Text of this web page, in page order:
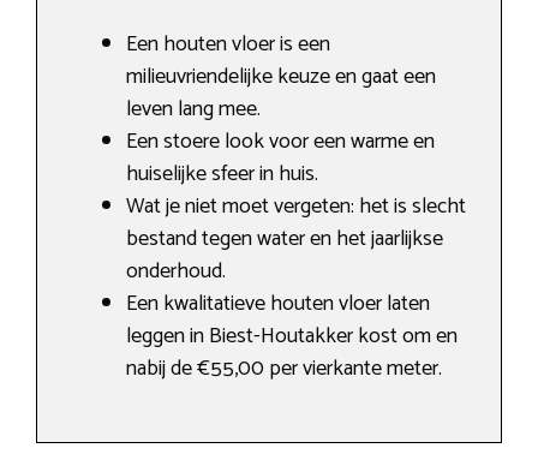
Een houten vloer is een
milieuvriendelijke keuze en gaat een
leven lang mee.
Een stoere look voor een warme en
huiselijke sfeer in huis.
Wat je niet moet vergeten: het is slecht
bestand tegen water en het jaarlijkse
onderhoud.
Een kwalitatieve houten vloer laten
leggen in Biest-Houtakker kost om en
nabij de €55,00 per vierkante meter.